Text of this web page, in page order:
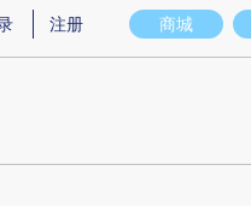
图存在偏差。不代表财新观点和
商城
注册